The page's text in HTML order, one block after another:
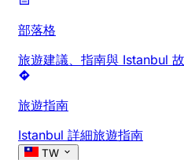
部落格
旅遊建議、指南與 Istanbul
旅遊指南
Istanbul 詳細旅遊指南
TW